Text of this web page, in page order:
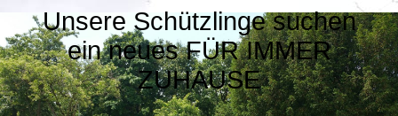
Unsere Schützlinge suchen
ein neues FÜR IMMER
ZUHAUSE